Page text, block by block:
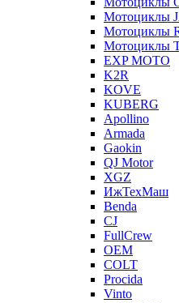
Мотоциклы
Мотоциклы
Мотоциклы
EXP MOTO
K2R
KOVE
KUBERG
Apollino
Armada
Gaokin
QJ Motor
XGZ
ИжТехМаш
Benda
CJ
FullCrew
OEM
COLT
Procida
Vinto